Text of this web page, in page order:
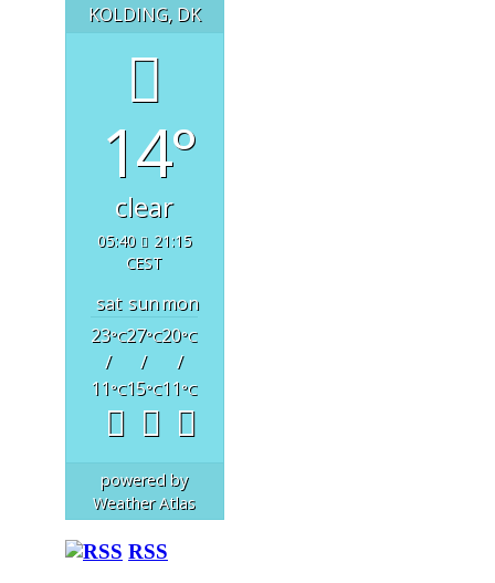
KOLDING, DK
14°
clear
05:40
21:15
CEST
sat sunmon
23°C
/
11°C
27°C
/
15°C
20°C
/
11°C
powered by
Weather Atlas
RSS